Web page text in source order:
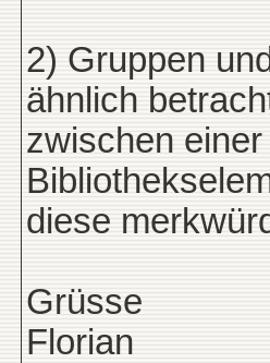
2) Gruppen
ähnlich
zwischen
diese
Grüsse
Florian